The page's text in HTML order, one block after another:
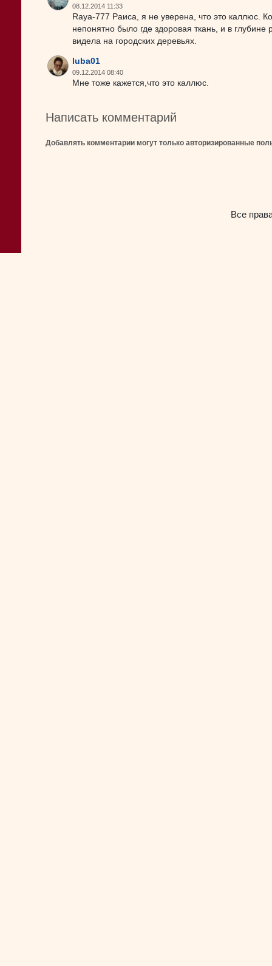
08.12.2014 11:33
Raya-777 Раиса, я не уверена, что это каллюс.
непонятно было где здоровая ткань, и в
видела на городских деревьях.
luba01
09.12.2014 08:40
Мне тоже кажется,что это каллюс.
Написать комментарий
Добавлять комментарии могут только авторизированные
Все